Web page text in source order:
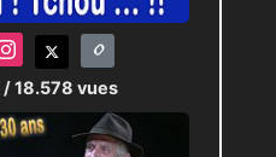
/ 18.578 vues